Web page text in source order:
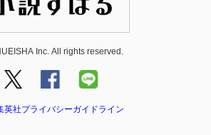
Inc. All rights reserved.
社プライバシーガイドライン